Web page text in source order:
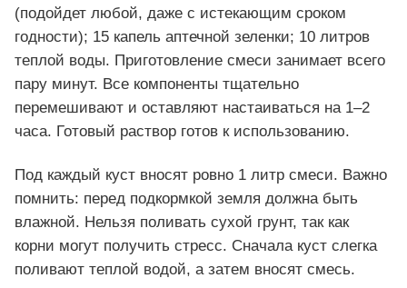
(подойдет любой, даже с истекающим сроком
годности); 15 капель аптечной зеленки; 10 литров
теплой воды. Приготовление смеси занимает всего
пару минут. Все компоненты тщательно
перемешивают и оставляют настаиваться на 1–2
часа. Готовый раствор готов к использованию.
Под каждый куст вносят ровно 1 литр смеси. Важно
помнить: перед подкормкой земля должна быть
влажной. Нельзя поливать сухой грунт, так как
корни могут получить стресс. Сначала куст слегка
поливают теплой водой, а затем вносят смесь.